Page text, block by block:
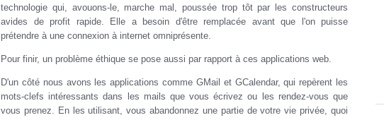
technologie qui, avouons-le, marche mal, poussée trop tôt par les constructeurs
avides de profit rapide. Elle a besoin d'être remplacée avant que l'on puisse
prétendre à une connexion à internet omniprésente.
Pour finir, un problème éthique se pose aussi par rapport à ces applications web.
D'un côté nous avons les applications comme GMail et GCalendar, qui repèrent les
mots-clefs intéressants dans les mails que vous écrivez ou les rendez-vous que
vous prenez. En les utilisant, vous abandonnez une partie de votre vie privée, quoi